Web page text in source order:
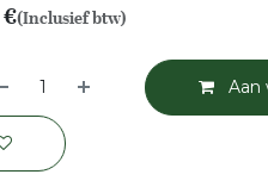
€(Inclusief btw)
Aan